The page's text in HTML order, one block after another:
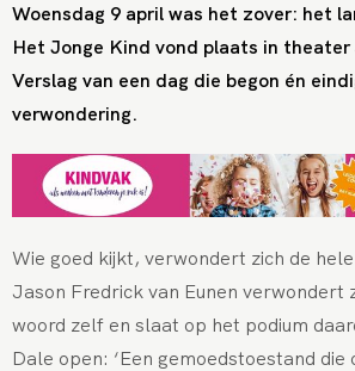
Woensdag 9 april was het zover: het
Het Jonge Kind vond plaats in theater
Verslag van een dag die begon én
verwondering.
Wie goed kijkt, verwondert zich de
Jason Fredrick van Eunen verwondert
woord zelf en slaat op het podium
Dale open: ‘Een gemoedstoestand